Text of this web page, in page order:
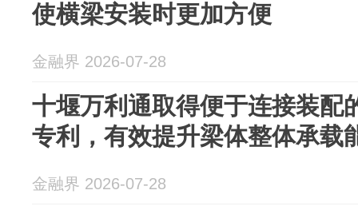
使横梁安装时更加方便
金融界 2026-07-28
十堰万利通取得便于连接装配
专利，有效提升梁体整体承载
金融界 2026-07-28